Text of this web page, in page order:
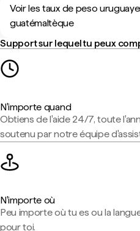
Voir les taux de peso
guatémaltèque
Support sur lequel tu peux
N'importe quand
Obtiens de l'aide 24/7, toute
soutenu par notre équipe
N'importe où
Peu importe où tu es ou la
pour toi.